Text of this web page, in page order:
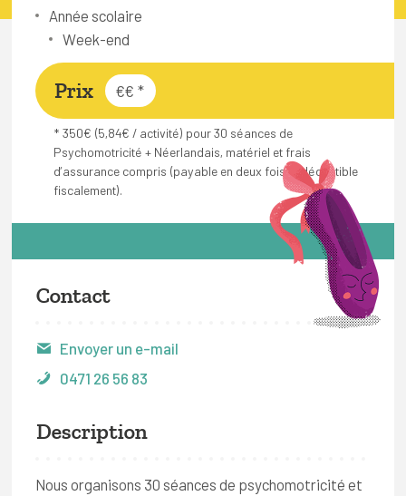
Bruxelles Temps Libre
Année scolaire
Week-end
Prix €€ *
* 350€ (5,84€ / activité) pour 30 séances de
Psychomotricité + Néerlandais, matériel et frais
d’assurance compris (payable en deux fois et déductible
fiscalement).
Contact
Envoyer un e-mail
0471 26 56 83
Description
Nous organisons 30 séances de psychomotricité et